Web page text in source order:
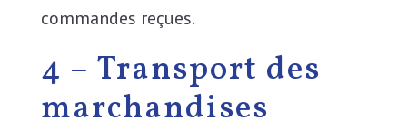
commandes reçues.
4 – Transport des
marchandises